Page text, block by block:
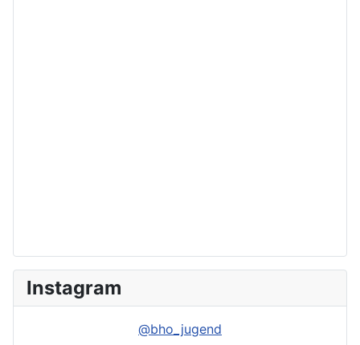
Instagram
@bho_jugend